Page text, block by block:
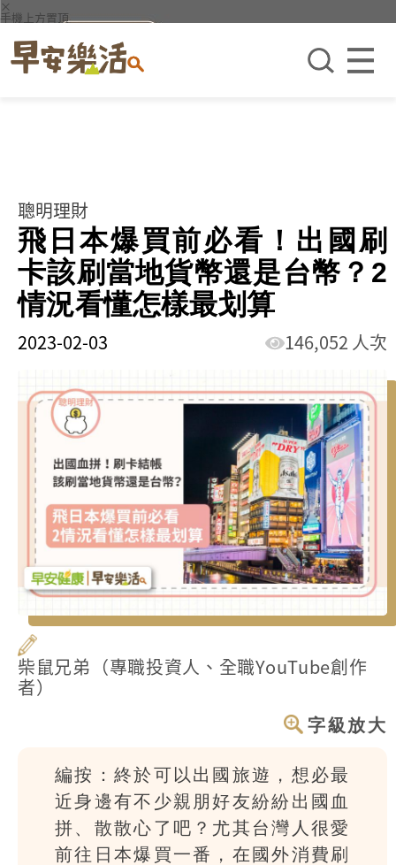
×
手機上方置頂
聰明理財
飛日本爆買前必看！出國刷
卡該刷當地貨幣還是台幣？2
情況看懂怎樣最划算
2023-02-03 146,052 人次
柴鼠兄弟（專職投資人、全職YouTube創作
者）
字級放大
編按：終於可以出國旅遊，想必最
近身邊有不少親朋好友紛紛出國血
拼、散散心了吧？尤其台灣人很愛
前往日本爆買一番，在國外消費刷